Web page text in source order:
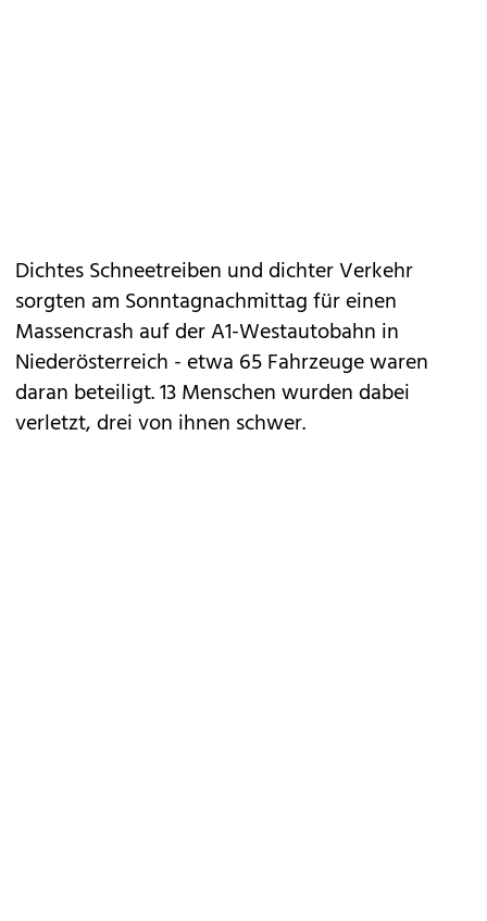
Dichtes Schneetreiben und dichter Verkehr
sorgten am Sonntagnachmittag für einen
Massencrash auf der A1-Westautobahn in
Niederösterreich - etwa 65 Fahrzeuge waren
daran beteiligt. 13 Menschen wurden dabei
verletzt, drei von ihnen schwer.